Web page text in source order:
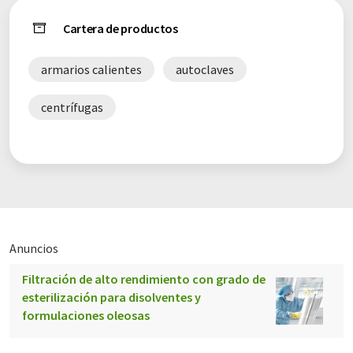
Cartera de productos
armarios calientes autoclaves
centrífugas
Anuncios
Filtración de alto rendimiento con grado de
esterilización para disolventes y
formulaciones oleosas